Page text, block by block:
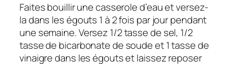
Faites bouillir une casserole d’eau et versez-
la dans les égouts 1 à 2 fois par jour pendant
une semaine. Versez 1/2 tasse de sel, 1/2
tasse de bicarbonate de soude et 1 tasse de
vinaigre dans les égouts et laissez reposer